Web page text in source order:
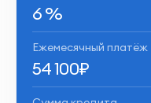
6%
Ежемесячный платёж
54 100₽